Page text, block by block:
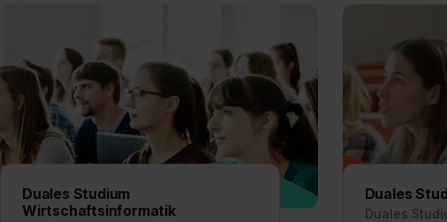
Duales Studium
Wirtschaftsinformatik
Duales
Duales